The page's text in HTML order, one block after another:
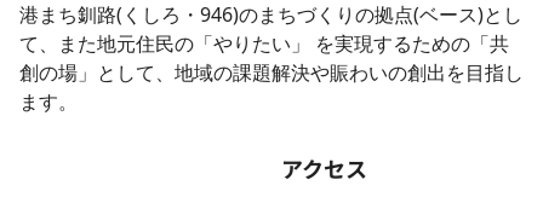
港まち釧路(くしろ・946)のまちづくりの拠点(ベース)とし
て、また地元住民の「やりたい」 を実現するための「共
創の場」として、地域の課題解決や賑わいの創出を目指し
ます。
アクセス